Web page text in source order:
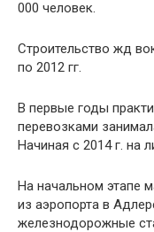
000 человек.
Строительство жд
по 2012 гг.
В первые годы
перевозками
Начиная с 2014 г. на
На начальном этапе
из аэропорта в
железнодорожные